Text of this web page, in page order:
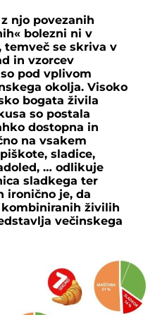
njo povezanih
bolezni ni v
temveč se skriva v
in vzorcev
pod vplivom
okolja. Visoko
bogata živila
so postala
dostopna in
na vsakem
sladice,
… odlikuje
sladkega ter
ironično je, da
živilih
večinskega